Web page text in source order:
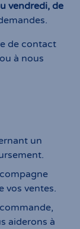
vendredi, de
de contact
à nous
un
vos ventes.
aiderons à